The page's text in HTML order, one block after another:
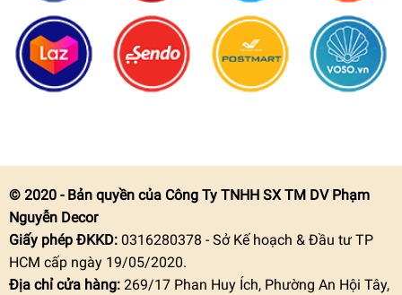
© 2020 - Bản quyền của Công Ty TNHH SX TM DV Phạm
Nguyễn Decor
Giấy phép ĐKKD:0316280378 - Sở Kế hoạch & Đầu tư TP
HCM cấp ngày 19/05/2020.
Địa chỉ cửa hàng: 269/17 Phan Huy Ích, Phường An Hội Tây,